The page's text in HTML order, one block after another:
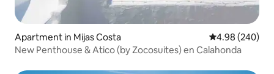
Apartment in Mijas Costa 4.98 out of 5
4.98 (240)
New Penthouse & Atico (by Zocosuites) en Calahonda